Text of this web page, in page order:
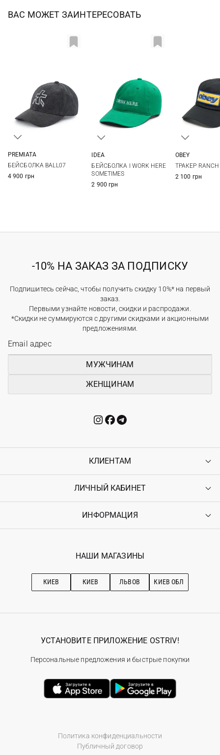
ВАС МОЖЕТ ЗАИНТЕРЕСОВАТЬ
PREMIATA
БЕЙСБОЛКА BALL07
4 900 грн
IDEA
БЕЙСБОЛКА I WORK HERE
SOMETIMES
2 900 грн
OBEY
ТРАКЕР RANCH
2 100 грн
-10% НА ЗАКАЗ ЗА ПОДПИСКУ
Подпишитесь сейчас, чтобы получить скидку 10%* на первый
заказ.
Первыми узнайте новости, скидки и распродажи.
*Скидки не суммируются с другими скидками и акционными
предложениями.
МУЖЧИНАМ
ЖЕНЩИНАМ
КЛИЕНТАМ
Контакты
Возврат
Гарантия
ЛИЧНЫЙ КАБИНЕТ
Войти
Ostriv Club+
ИНФОРМАЦИЯ
Наши магазини
Рекомендации по уходу
НАШИ МАГАЗИНЫ
КИЕВ КИЕВ ЛЬВОВ КИЕВ ОБЛ
Политика конфиденциальности
Публичный договор
УСТАНОВИТЕ ПРИЛОЖЕНИЕ OSTRIV!
Персональные предложения и быстрые покупки